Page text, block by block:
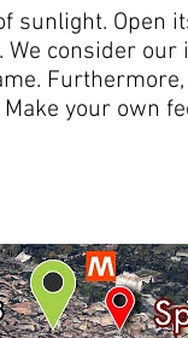
sunlight. Open
consider our
your own